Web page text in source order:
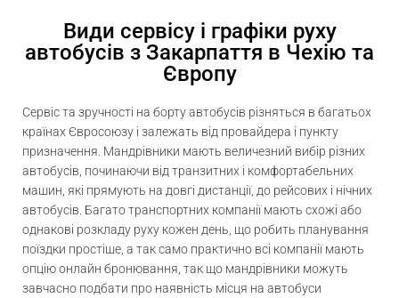
Види сервісу і графіки руху
автобусів з Закарпаття в Чехію та
Європу
Сервіс та зручності на борту автобусів різняться в багатьох
країнах Євросоюзу і залежать від провайдера і пункту
призначення. Мандрівники мають величезний вибір різних
автобусів, починаючи від транзитних і комфортабельних
машин, які прямують на довгі дистанції, до рейсових і нічних
автобусів. Багато транспортних компанії мають схожі або
однакові розкладу руху кожен день, що робить планування
поїздки простіше, а так само практично всі компанії мають
опцію онлайн бронювання, так що мандрівники можуть
завчасно подбати про наявність місця на автобуси